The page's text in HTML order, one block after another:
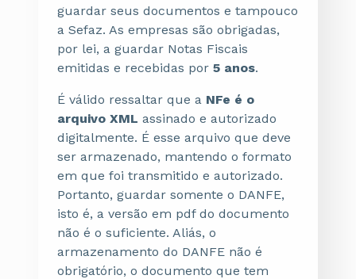
guardar seus documentos e tampouco
a Sefaz. As empresas são obrigadas,
por lei, a guardar Notas Fiscais
emitidas e recebidas por 5 anos.
É válido ressaltar que a NFe é o
arquivo XML assinado e autorizado
digitalmente. É esse arquivo que deve
ser armazenado, mantendo o formato
em que foi transmitido e autorizado.
Portanto, guardar somente o DANFE,
isto é, a versão em pdf do documento
não é o suficiente. Aliás, o
armazenamento do DANFE não é
obrigatório, o documento que tem